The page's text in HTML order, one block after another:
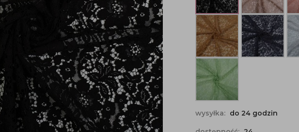
wysyłka: do 24 godzin